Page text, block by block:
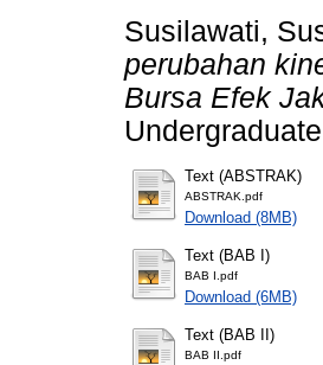
Susilawati,
perubahan
Bursa Efek
Text (ABSTRAK)
ABSTRAK.pdf
Download (8MB)
Text (BAB I)
BAB I.pdf
Download (6MB)
Text (BAB II)
BAB II.pdf